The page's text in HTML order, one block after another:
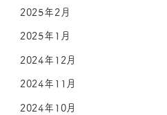
2025年2月
2025年1月
2024年12月
2024年11月
2024年10月